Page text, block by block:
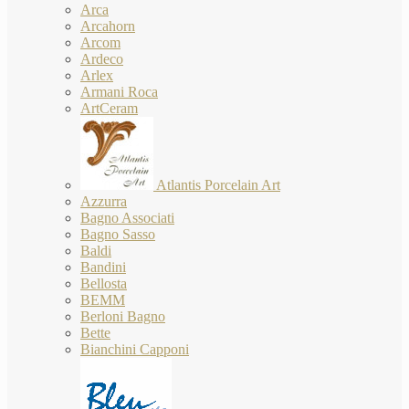
Arca
Arcahorn
Arcom
Ardeco
Arlex
Armani Roca
ArtCeram
Atlantis Porcelain Art
Azzurra
Bagno Associati
Bagno Sasso
Baldi
Bandini
Bellosta
BEMM
Berloni Bagno
Bette
Bianchini Capponi